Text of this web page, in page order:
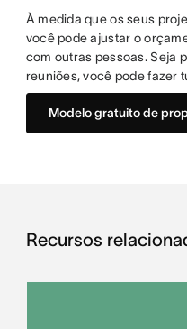
À medida que os seus
você pode ajustar o
com outras pessoas. Seja
reuniões, você pode fazer
Modelo gratuito de
Recursos